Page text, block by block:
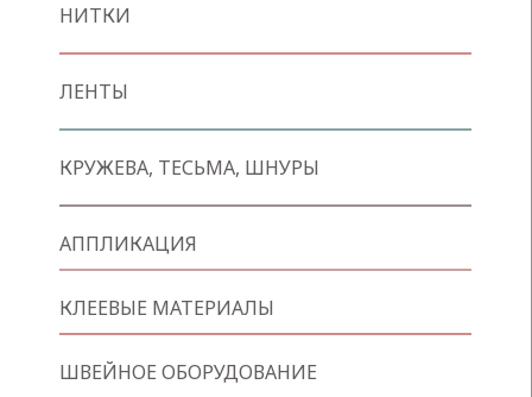
НИТКИ
ЛЕНТЫ
КРУЖЕВА, ТЕСЬМА, ШНУРЫ
АППЛИКАЦИЯ
КЛЕЕВЫЕ МАТЕРИАЛЫ
ШВЕЙНОЕ ОБОРУДОВАНИЕ